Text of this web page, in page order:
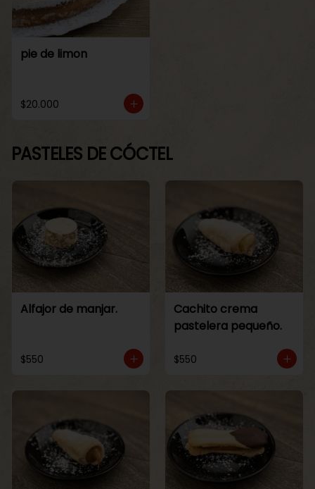
pie de limon
$20.000
PASTELES DE CÓCTEL
Alfajor de manjar.
$550
Cachito crema
pastelera pequeño.
$550